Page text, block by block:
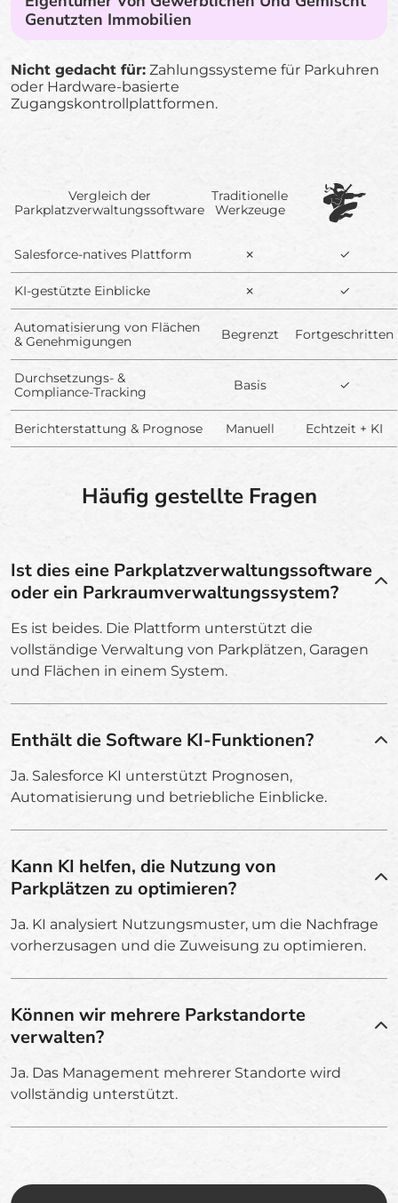
Genutzten Immobilien
Nicht gedacht für: Zahlungssysteme für Parkuhren
oder Hardware-basierte
Zugangskontrollplattformen.
Vergleich der
Parkplatzverwaltungssoftware
Traditionelle
Werkzeuge
Salesforce-natives Plattform ✗ ✓
KI-gestützte Einblicke ✗ ✓
Automatisierung von Flächen
& Genehmigungen
Begrenzt Fortgeschritten
Durchsetzungs- &
Compliance-Tracking
Basis ✓
Berichterstattung & Prognose Manuell Echtzeit + KI
Häufig gestellte Fragen
Ist dies eine Parkplatzverwaltungssoftware
oder ein Parkraumverwaltungssystem?
Es ist beides. Die Plattform unterstützt die
vollständige Verwaltung von Parkplätzen, Garagen
und Flächen in einem System.
Enthält die Software KI-Funktionen?
Ja. Salesforce KI unterstützt Prognosen,
Automatisierung und betriebliche Einblicke.
Kann KI helfen, die Nutzung von
Parkplätzen zu optimieren?
Ja. KI analysiert Nutzungsmuster, um die Nachfrage
vorherzusagen und die Zuweisung zu optimieren.
Können wir mehrere Parkstandorte
verwalten?
Ja. Das Management mehrerer Standorte wird
vollständig unterstützt.